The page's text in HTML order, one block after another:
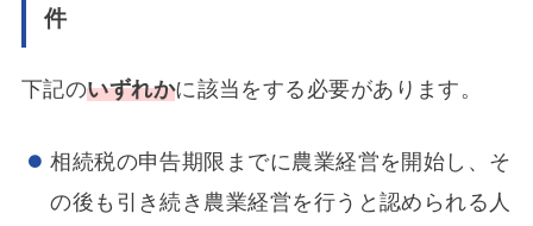
件
下記のいずれかに該当をする必要があります。
相続税の申告期限までに農業経営を開始し、そ
の後も引き続き農業経営を行うと認められる人